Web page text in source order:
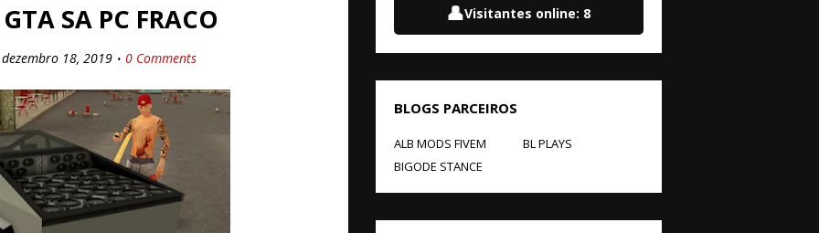
SA PC FRACO
dezembro 18, 2019 0 Comments
👤Visitantes online: 8
BLOGS PARCEIROS
ALB MODS FIVEM
BL PLAYS
BIGODE STANCE